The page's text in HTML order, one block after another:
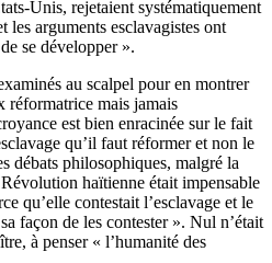
Unis, rejetaient systématiquement
les arguments esclavagistes ont
se développer ».
au scalpel pour en montrer
réformatrice mais jamais
est bien enracinée sur le fait
qu’il faut réformer et non le
débats philosophiques, malgré la
haïtienne était impensable
qu’elle contestait l’esclavage et le
façon de les contester ». Nul n’était
à penser « l’humanité des